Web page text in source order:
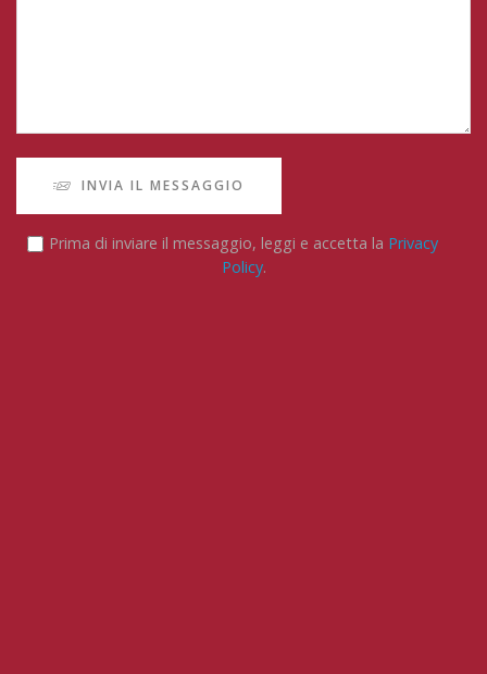
INVIA IL MESSAGGIO
Prima di inviare il messaggio, leggi e accetta la Privacy
Policy.